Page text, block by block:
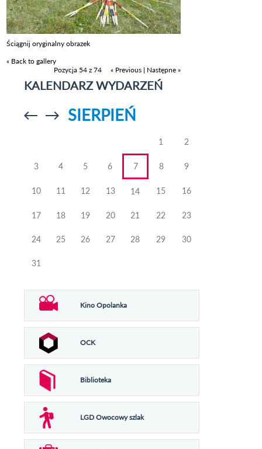
Ściągnij oryginalny obrazek
« Back to gallery
Pozycja 54 z 74
« Previous | Następne »
KALENDARZ WYDARZEŃ
Przejdź doPrzejdź do
SIERPIEŃ
1 2
3 4 5 6 7 8 9
10 11 12 13 14 15 16
17 18 19 20 21 22 23
24 25 26 27 28 29 30
31
Kino Opolanka
OCK
Biblioteka
LGD Owocowy szlak